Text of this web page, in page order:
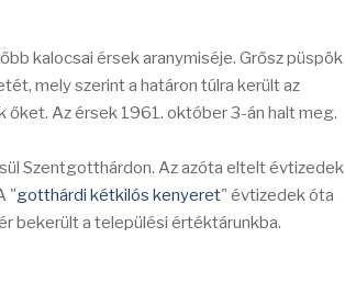
kalocsai érsek aranymiséje. Grősz püspök
mely szerint a határon túlra került az
őket. Az érsek 1961. október 3-án halt meg.
Szentgotthárdon. Az azóta eltelt évtizedek
"gotthárdi kétkilós kenyeret" évtizedek óta
bekerült a települési értéktárunkba.